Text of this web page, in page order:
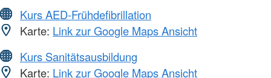
Kurs AED-Frühdefibrillation
Karte: Link zur Google Maps Ansicht
Kurs Sanitätsausbildung
Karte: Link zur Google Maps Ansicht